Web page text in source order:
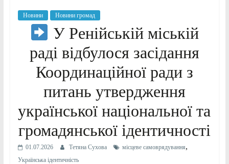
Новини Новини громад
У Ренійській міській
раді відбулося засідання
Координаційної ради з
питань утвердження
української національної та
громадянської ідентичності
01.07.2026 Тетяна Сухова місцеве самоврядування,
Українська ідентичність